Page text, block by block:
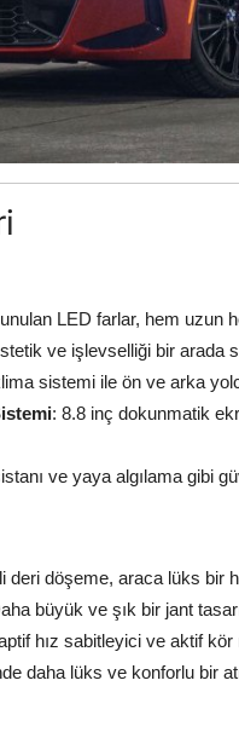
LED farlar, hem uzun
ve işlevselliği bir arada
sistemi ile ön ve arka
: 8.8 inç dokunmatik
ve yaya algılama gibi
deri döşeme, araca lüks bir
büyük ve şık bir jant
hız sabitleyici ve aktif
daha lüks ve konforlu bir